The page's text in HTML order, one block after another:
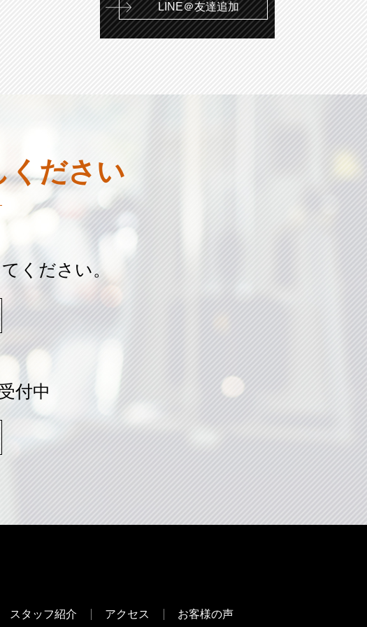
LINE＠友達追加
ください
ください。
付中
スタッフ紹介 アクセス お客様の声